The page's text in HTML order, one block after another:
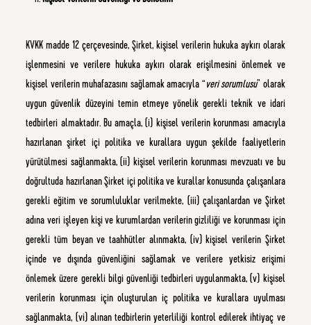
KVKK madde 12 çerçevesinde, Şirket, kişisel verilerin hukuka aykırı olarak
işlenmesini ve verilere hukuka aykırı olarak erişilmesini önlemek ve
kişisel verilerin muhafazasını sağlamak amacıyla “veri sorumlusu” olarak
uygun güvenlik düzeyini temin etmeye yönelik gerekli teknik ve idari
tedbirleri almaktadır. Bu amaçla, (i) kişisel verilerin korunması amacıyla
hazırlanan şirket içi politika ve kurallara uygun şekilde faaliyetlerin
yürütülmesi sağlanmakta, (ii) kişisel verilerin korunması mevzuatı ve bu
doğrultuda hazırlanan Şirket içi politika ve kurallar konusunda çalışanlara
gerekli eğitim ve sorumluluklar verilmekte, (iii) çalışanlardan ve Şirket
adına veri işleyen kişi ve kurumlardan verilerin gizliliği ve korunması için
gerekli tüm beyan ve taahhütler alınmakta, (iv) kişisel verilerin Şirket
içinde ve dışında güvenliğini sağlamak ve verilere yetkisiz erişimi
önlemek üzere gerekli bilgi güvenliği tedbirleri uygulanmakta, (v) kişisel
verilerin korunması için oluşturulan iç politika ve kurallara uyulması
sağlanmakta, (vi) alınan tedbirlerin yeterliliği kontrol edilerek ihtiyaç ve